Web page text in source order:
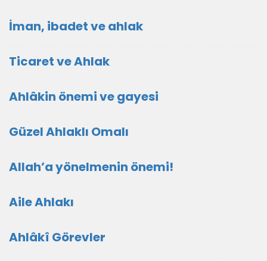
İman, ibadet ve ahlak
Ticaret ve Ahlak
Ahlâkin önemi ve gayesi
Güzel Ahlaklı Omalı
Allah’a yönelmenin önemi!
Aile Ahlakı
Ahlâkî Görevler